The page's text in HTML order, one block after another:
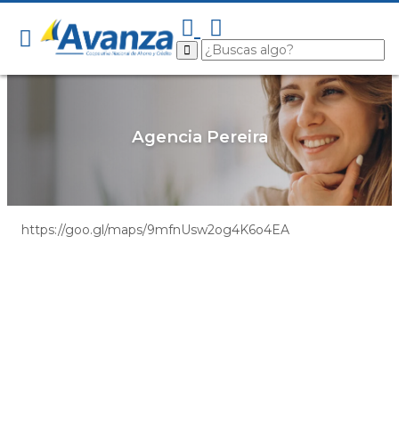
Agencia Pereira
https://goo.gl/maps/9mfnUsw2og4K6o4EA